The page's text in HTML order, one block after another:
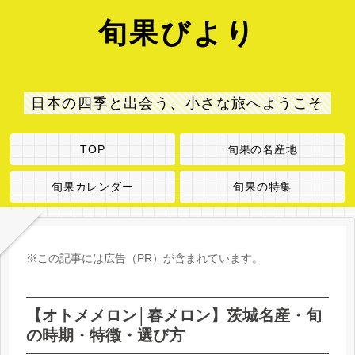
旬果びより
日本の四季と出会う、小さな旅へようこそ
TOP 旬果の名産地
旬果カレンダー 旬果の特集
※この記事には広告（PR）が含まれています。
【オトメメロン│春メロン】茨城名産・旬
の時期・特徴・選び方